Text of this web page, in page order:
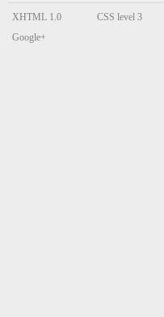
XHTML 1.0
Transitional
CSS level 3
Google+